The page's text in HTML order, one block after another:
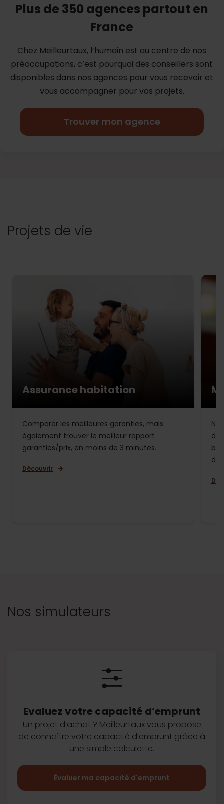
Plus de 350 agences partout en
France
Chez Meilleurtaux, l’humain est au centre de nos
préoccupations, c’est pourquoi des conseillers sont
disponibles dans nos agences pour vous recevoir et
vous accompagner pour vos projets.
Trouver mon agence
Projets de vie
Assurance habitation
Comparer les meilleures garanties, mais
également trouver le meilleur rapport
garanties/prix, en moins de 3 minutes.
Découvrir
de
de
Nos simulateurs
Evaluez votre capacité d’emprunt
Un projet d’achat ? Meilleurtaux vous propose
de connaître votre capacité d’emprunt grâce à
une simple calculette.
Évaluer ma capacité d'emprunt